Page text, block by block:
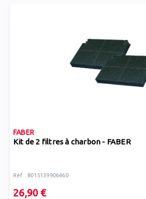
FABER
Kit de 2 filtres à charbon - FABER
Réf : 8015139906460
26,90 €